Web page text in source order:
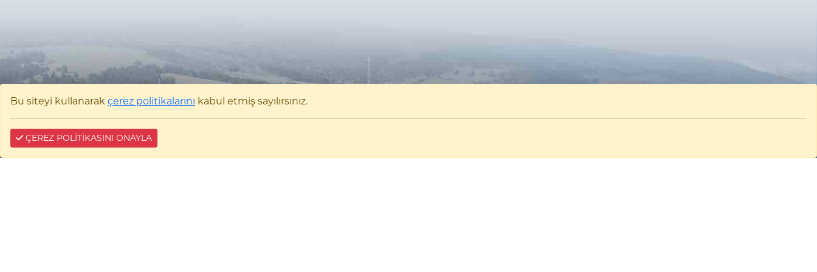
Bu siteyi kullanarak çerez politikalarını kabul etmiş sayılırsınız.
ÇEREZ POLİTİKASINI ONAYLA